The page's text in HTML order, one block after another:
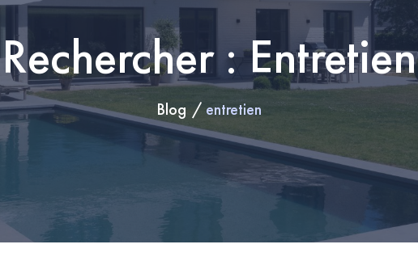
Rechercher : Entretien
Blog entretien